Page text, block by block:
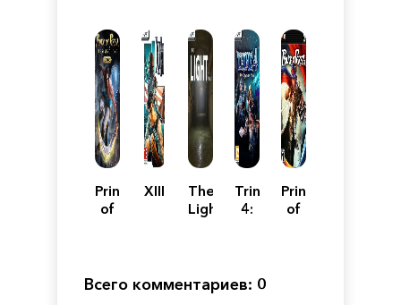
Prince
of
of
XIII
The
Light
Trine
4:
Prince
of
Всего комментариев: 0